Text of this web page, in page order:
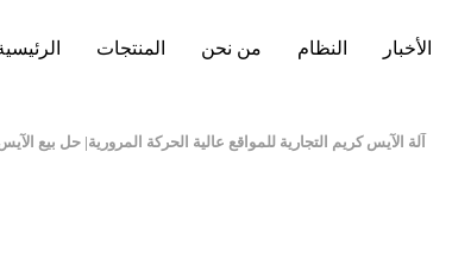
المنتجات من نحن النظام الأخبار
آلة الآيس كريم التجارية للمواقع عالية الحركة المرورية| حل بيع